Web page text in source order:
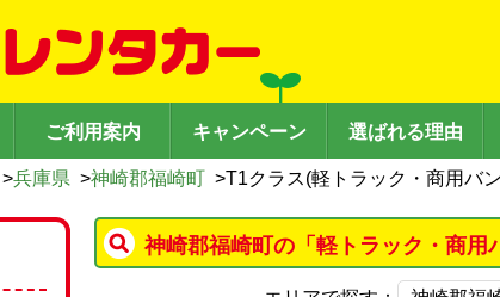
ご利用案内 キャンペーン 選ばれる理由
>兵庫県 >神崎郡福崎町 >T1クラス(軽トラック・商用バ
神崎郡福崎町の「軽トラック・商用